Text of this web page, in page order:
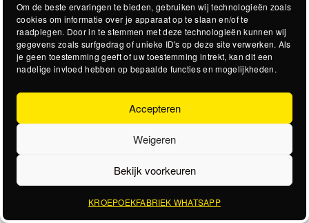
Om de beste ervaringen te bieden, gebruiken wij technologieën zoals
cookies om informatie over je apparaat op te slaan en/of te
raadplegen. Door in te stemmen met deze technologieën kunnen wij
gegevens zoals surfgedrag of unieke ID's op deze site verwerken. Als
je geen toestemming geeft of uw toestemming intrekt, kan dit een
nadelige invloed hebben op bepaalde functies en mogelijkheden.
Accepteren
Weigeren
Bekijk voorkeuren
KROEPOEKFABRIEK WHATSAPP